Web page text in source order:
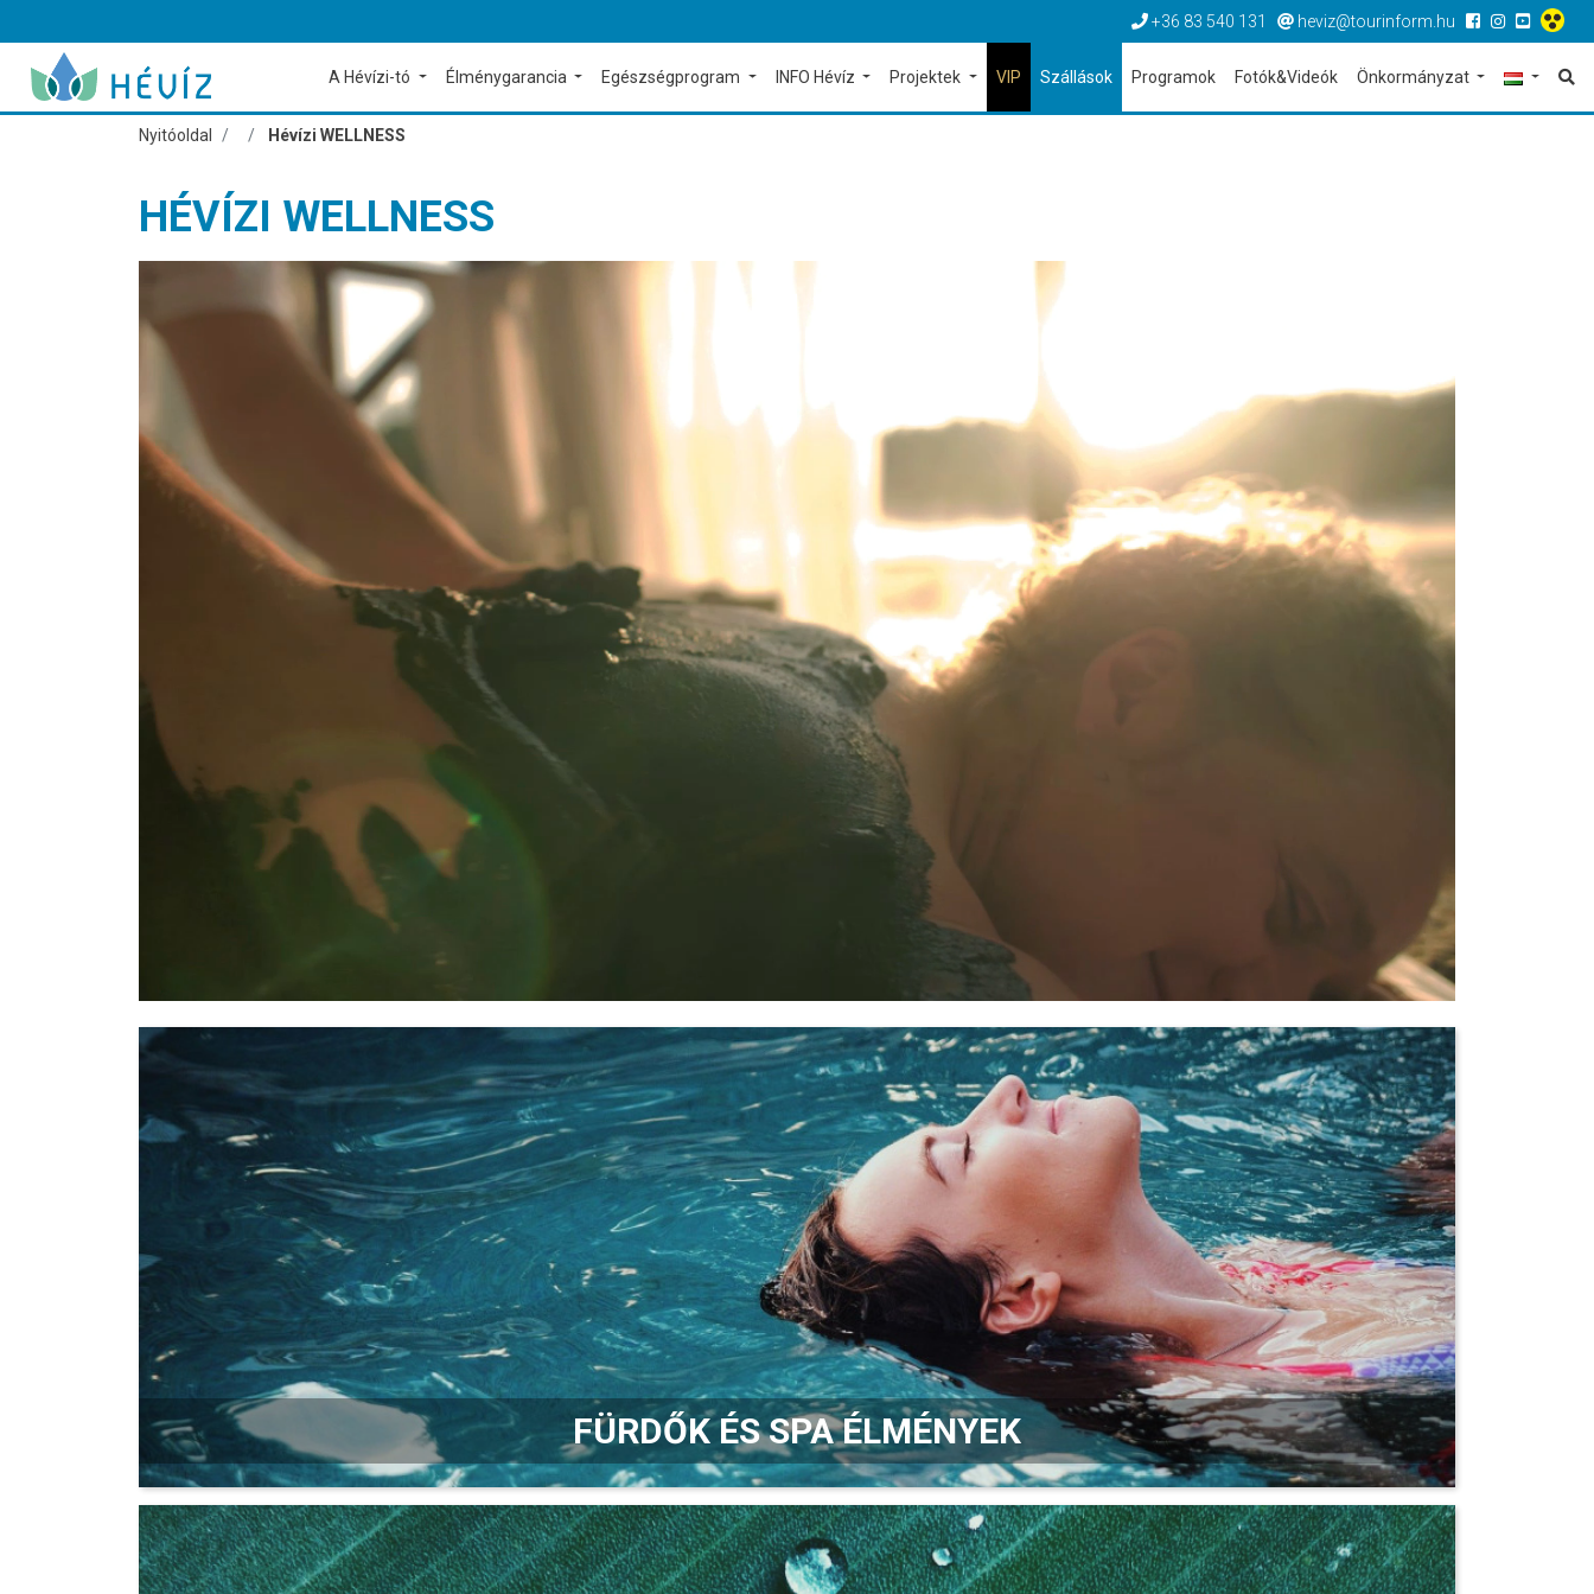
+36 83 540 131 heviz@tourinform.hu
A Hévízi-tó Élménygarancia Egészségprogram INFO Hévíz Projektek VIP Szállások Programok Fotók&Videók Önkormányzat
Nyitóoldal Hévízi WELLNESS
HÉVÍZI WELLNESS
FÜRDŐK ÉS SPA ÉLMÉNYEK